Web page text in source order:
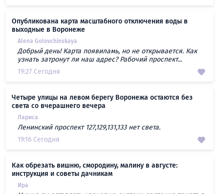
Опубликована карта масштабного отключения воды в
выходные в Воронеже
Alena Golovchinskaya
Добрый день! Карта появиламь, но не открывается. Как
узнать затронут ли наш адрес? Рабочий проспект...
19:27 Сегодня
Четыре улицы на левом берегу Воронежа остаются без
света со вчерашнего вечера
Лариса
Ленинский проспект 127,129,131,133 нет света.
19:16 Сегодня
Как обрезать вишню, смородину, малину в августе:
инструкция и советы дачникам
Ира